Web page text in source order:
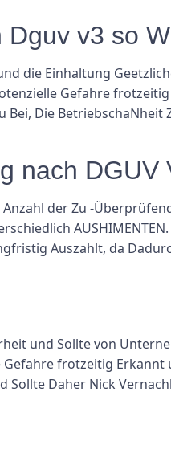
v3 so
die Einhaltung
Gefahre frotzeitig
Bei, Die BetriebschaNheit
nach DGUV
der Zu -
Auszahlt, da
und Sollte von
frotzeitig Erkannt
Daher Nick